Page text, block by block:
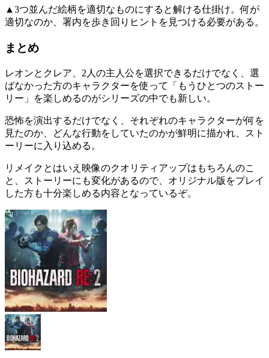
▲3つ並んだ絵柄を適切なものにすると解ける仕掛け。何が
適切なのか、署内を歩き回りヒントを見つける必要がある。
まとめ
レオンとクレア、2人の主人公を選択できるだけでなく、選
ばなかった方のキャラクターを使って「 もうひとつのストー
リー 」を楽しめるのがシリーズの中でも新しい。
恐怖を演出するだけでなく、それぞれのキャラクターが何を
見たのか
どんな行動をしていたのかが鮮明に描かれ、スト
ーリーに入り込める。
リメイクとはいえ 映像のクオリティアップはもちろんのこ
と、ストーリーにも変化があるので、オリジナル版をプレイ
した方も十分楽しめる内容となっているぞ。